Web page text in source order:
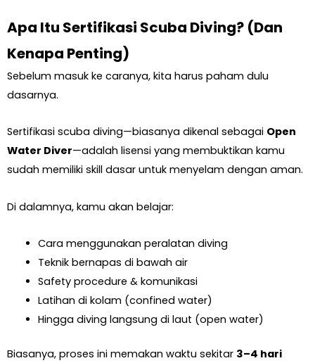
Apa Itu Sertifikasi Scuba Diving? (Dan
Kenapa Penting)
Sebelum masuk ke caranya, kita harus paham dulu
dasarnya.
Sertifikasi scuba diving—biasanya dikenal sebagai Open
Water Diver—adalah lisensi yang membuktikan kamu
sudah memiliki skill dasar untuk menyelam dengan aman.
Di dalamnya, kamu akan belajar:
Cara menggunakan peralatan diving
Teknik bernapas di bawah air
Safety procedure & komunikasi
Latihan di kolam (confined water)
Hingga diving langsung di laut (open water)
Biasanya, proses ini memakan waktu sekitar 3–4 hari